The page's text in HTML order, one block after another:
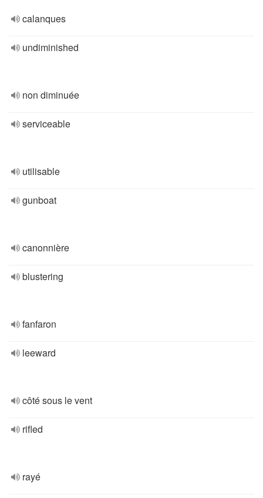
calanques
undiminished
non diminuée
serviceable
utilisable
gunboat
canonnière
blustering
fanfaron
leeward
côté sous le vent
rifled
rayé